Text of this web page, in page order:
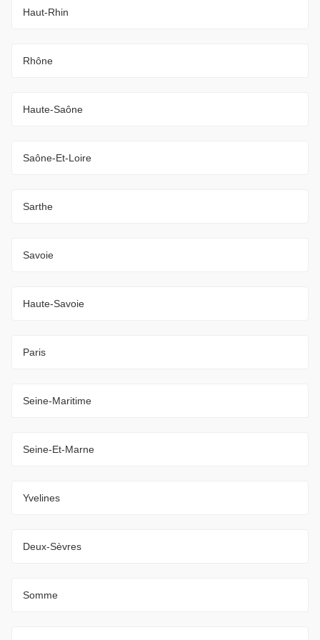
Haut-Rhin
Rhône
Haute-Saône
Saône-Et-Loire
Sarthe
Savoie
Haute-Savoie
Paris
Seine-Maritime
Seine-Et-Marne
Yvelines
Deux-Sèvres
Somme